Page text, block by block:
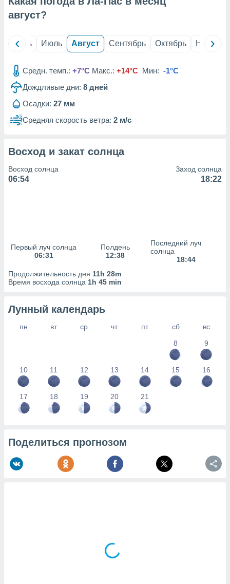
из
данных
наших 1199
август?
Июнь Июль Август Сентябрь Октябрь Ноябрь
Средн. темп.: +7°C Макс.: +14°C Мин: -1°C
Дождливые дни: 8 дней
Осадки: 27 мм
Средняя скорость ветра: 2 м/с
Восход и закат солнца
Восход солнца
06:54
Заход солнца
18:22
Первый луч солнца
06:31
Полдень
12:38
Последний луч
солнца
18:44
Продолжительность дня 11h 28m
Время восхода солнца 1h 45 min
Лунный календарь
пн вт ср чт пт сб
вс
8
9
10 11 12 13 14 15 16
17 18 19 20 21
Поделиться прогнозом